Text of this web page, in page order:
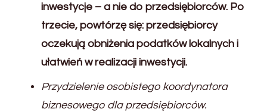
inwestycje – a nie do przedsiębiorców. Po
trzecie, powtórzę się: przedsiębiorcy
oczekują obniżenia podatków lokalnych i
ułatwień w realizacji inwestycji.
Przydzielenie osobistego koordynatora
biznesowego dla przedsiębiorców.